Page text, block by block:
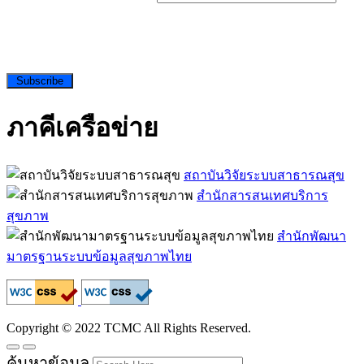
Subscribe
ภาคีเครือข่าย
สถาบันวิจัยระบบสาธารณสุข
สำนักสารสนเทศบริการ
สุขภาพ
สำนักพัฒนา
มาตรฐานระบบข้อมูลสุขภาพไทย
Copyright © 2022 TCMC All Rights Reserved.